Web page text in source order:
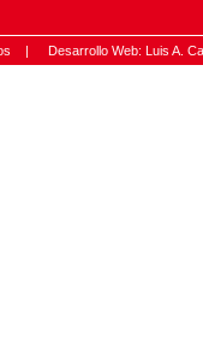
| Desarrollo Web: Luis